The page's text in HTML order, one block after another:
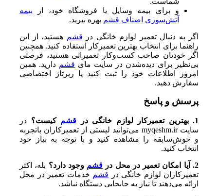
و برای بیمه وسایل یا فروشگاه خود، از بیمه
آتش‌سوزی اصناف قشم بهره ببرید.
اگر به دنبال تعمیر لوازم خانگی در قشم هستید، از این
راهنما برای انتخاب بهترین تعمیرکار استفاده کنید. همچنین
اگر خودتان صاحب کسب‌وکار تعمیراتی هستید، فرصتی
بی‌نظیر برای دیده‌شدن در سایت مای قشم دارید. همین
امروز اطلاعات خود را ثبت کنید یا رپرتاژ اختصاصی
سفارش دهید.
پرسش و پاسخ
1. بهترین تعمیرکار لوازم خانگی در قشم کیست؟ در
سایت myqeshm.ir می‌توانید لیستی از تعمیرکاران باتجربه
و خوش‌سابقه را مشاهده کنید و با توجه به نیاز خود
انتخاب کنید.
2. آیا امکان تعمیر در محل در قشم وجود دارد؟ بله، اکثر
تعمیرکاران لوازم خانگی در قشم خدمات تعمیر در محل
ارائه می‌دهند تا نیاز به جابجایی دستگاه نباشد.